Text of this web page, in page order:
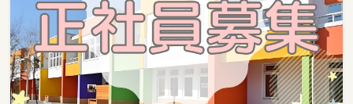
9:00～10:00 送迎
10:00～10:45 個別療育
10:45～12:00 記録
止めアドバイス
・送迎 など
◆入社後の流れ
入社初日、入社手続きや社内環境や設備につい
てお教えした後、現場に入っていただきます。